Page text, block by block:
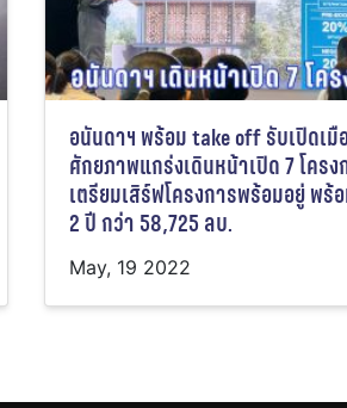
อนันดาฯ พร้อม take off รับเปิดเมื
ศักยภาพแกร่งเดินหน้าเปิด 7 โครง
เตรียมเสิร์ฟโครงการพร้อมอยู่ พร้
2 ปี กว่า 58,725 ลบ.
May, 19 2022